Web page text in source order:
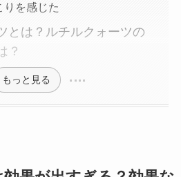
りを感じた
とは？ルチルクォーツの
？
もっと見る